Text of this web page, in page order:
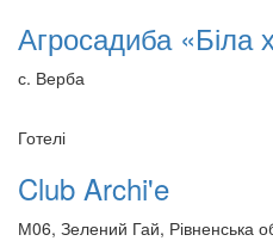
Агросадиба «Біла
с. Верба
Готелі
Club Archi'e
М06, Зелений Гай, Рівненська